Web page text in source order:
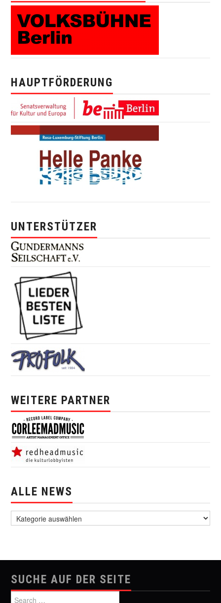
HAUPTFÖRDERUNG
UNTERSTÜTZER
WEITERE PARTNER
ALLE NEWS
SUCHE AUF DER SEITE
Search for: